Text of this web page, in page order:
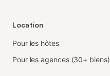
Location
Pour les hôtes
Pour les agences (30+ biens)